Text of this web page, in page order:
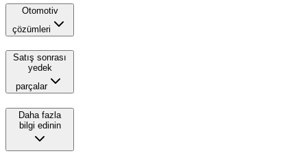
Otomotiv
çözümleri
Satış sonrası
yedek
parçalar
Daha fazla
bilgi edinin